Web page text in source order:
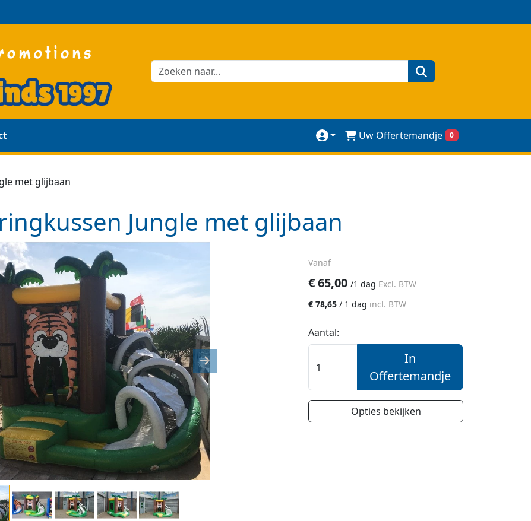
zoeken
Uw Offertemandje 0
met glijbaan
Jungle met glijbaan
Vanaf
€65,00 /1 dag Excl. BTW
€ 78,65 / 1 dag incl. BTW
Aantal:
In
Offertemandje
Opties bekijken
Next